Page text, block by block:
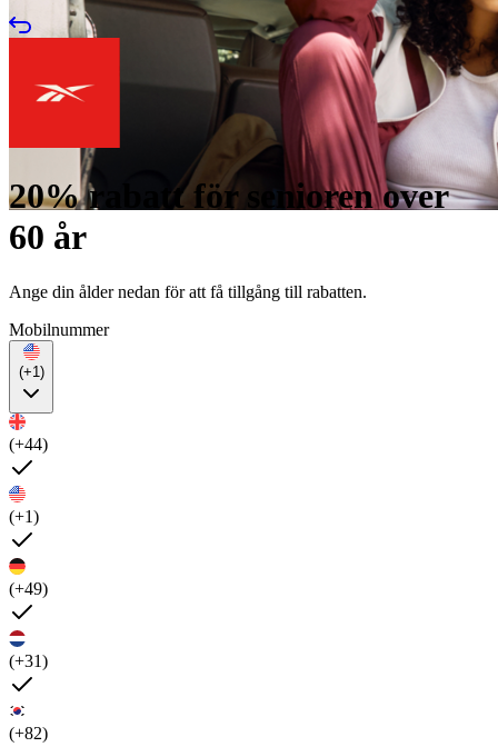
20% rabatt för senioren over
60 år
Ange din ålder nedan för att få tillgång till rabatten.
Mobilnummer
(+1)
(+44)
(+1)
(+49)
(+31)
(+82)